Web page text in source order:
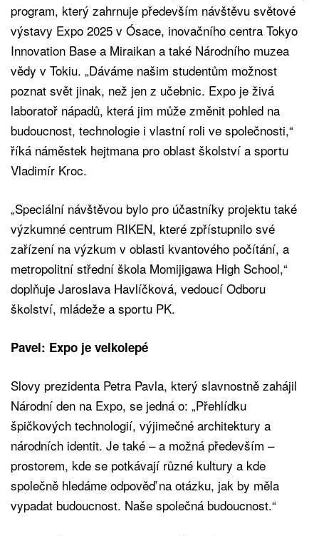
program, který zahrnuje především návštěvu světové
výstavy Expo 2025 v Ósace, inovačního centra Tokyo
Innovation Base a Miraikan a také Národního muzea
vědy v Tokiu. „Dáváme našim studentům možnost
poznat svět jinak, než jen z učebnic. Expo je živá
laboratoř nápadů, která jim může změnit pohled na
budoucnost, technologie i vlastní roli ve společnosti,“
říká náměstek hejtmana pro oblast školství a sportu
Vladimír Kroc.
„Speciální návštěvou bylo pro účastníky projektu také
výzkumné centrum RIKEN, které zpřístupnilo své
zařízení na výzkum v oblasti kvantového počítání, a
metropolitní střední škola Momijigawa High School,“
doplňuje Jaroslava Havlíčková, vedoucí Odboru
školství, mládeže a sportu PK.
Pavel: Expo je velkolepé
Slovy prezidenta Petra Pavla, který slavnostně zahájil
Národní den na Expo, se jedná o: „Přehlídku
špičkových technologií, výjimečné architektury a
národních identit. Je také – a možná především –
prostorem, kde se potkávají různé kultury a kde
společně hledáme odpověď na otázku, jak by měla
vypadat budoucnost. Naše společná budoucnost.“